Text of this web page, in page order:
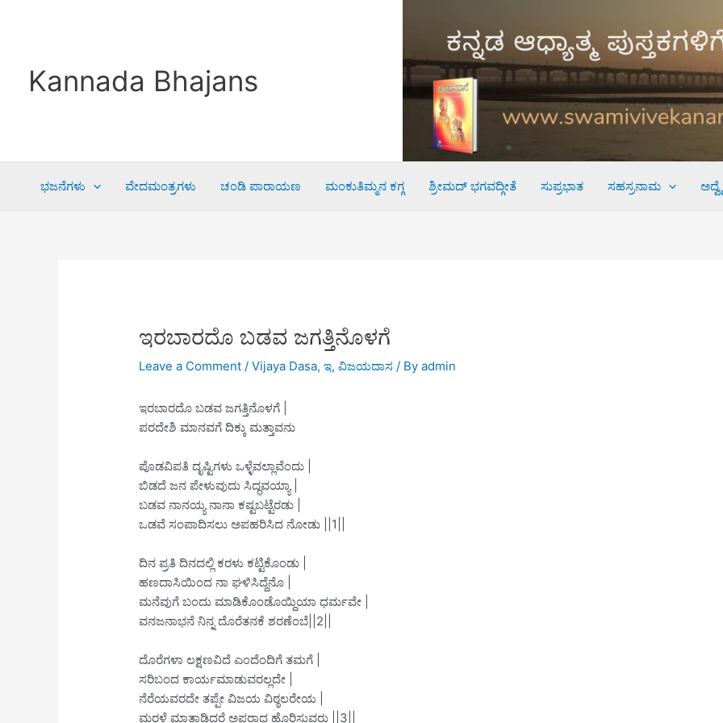
Kannada Bhajans
ಭಜನೆಗಳು ವೇದಮಂತ್ರಗಳು ಚಂಡಿ ಪಾರಾಯಣ ಮಂಕುತಿಮ್ಮನ ಕಗ್ಗ ಶ್ರೀಮದ್ ಭಗವದ್ಗೀತೆ ಸುಪ್ರಭಾತ ಸಹಸ್ರನಾಮ
ಇರಬಾರದೊ ಬಡವ ಜಗತ್ತಿನೊಳಗೆ
Leave a Comment /Vijaya Dasa,ಇ,ವಿಜಯದಾಸ / Byadmin
ಇರಬಾರದೊ ಬಡವ ಜಗತ್ತಿನೊಳಗೆ |
ಪರದೇಶಿ ಮಾನವಗೆ ದಿಕ್ಕು ಮತ್ತಾವನು
ಪೊಡವಿಪತಿ ದೃಷ್ಟಿಗಳು ಒಳ್ಳೆವಲ್ಲಾವೆಂದು |
ಬಿಡದೆ ಜನ ಪೇಳುವುದು ಸಿದ್ಧವಯ್ಯಾ |
ಬಡವ ನಾನಯ್ಯ ನಾನಾ ಕಷ್ಟಬಟ್ಟೆರಡು |
ಒಡವೆ ಸಂಪಾದಿಸಲು ಅಪಹರಿಸಿದ ನೋಡು ||1||
ದಿನ ಪ್ರತಿ ದಿನದಲ್ಲಿ ಕರಳು ಕಟ್ಟಿಕೊಂಡು |
ಹಣದಾಸಿಯಿಂದ ನಾ ಘಳಿಸಿದ್ದೆನೊ |
ಮನೆವುಗೆ ಬಂದು ಮಾಡಿಕೊಂಡೊಯ್ದಿಯಾ ಧರ್ಮವೇ |
ವನಜನಾಭನೆ ನಿನ್ನ ದೊರೆತನಕೆ ಶರಣೆಂಬೆ||2||
ದೊರೆಗಳಾ ಲಕ್ಷಣವಿದೆ ಎಂದೆಂದಿಗೆ ತಮಗೆ |
ಸರಿಬಂದ ಕಾರ್ಯಮಾಡುವರಲ್ಲದೇ |
ನೆರೆಯವರದೇ ತಪ್ಪೇ ವಿಜಯ ವಿಠ್ಠಲರೇಯ |
ಮರಳೆ ಮಾತಾಡಿದರೆ ಅಪರಾಧ ಹೊರಿಸುವರು ||3||